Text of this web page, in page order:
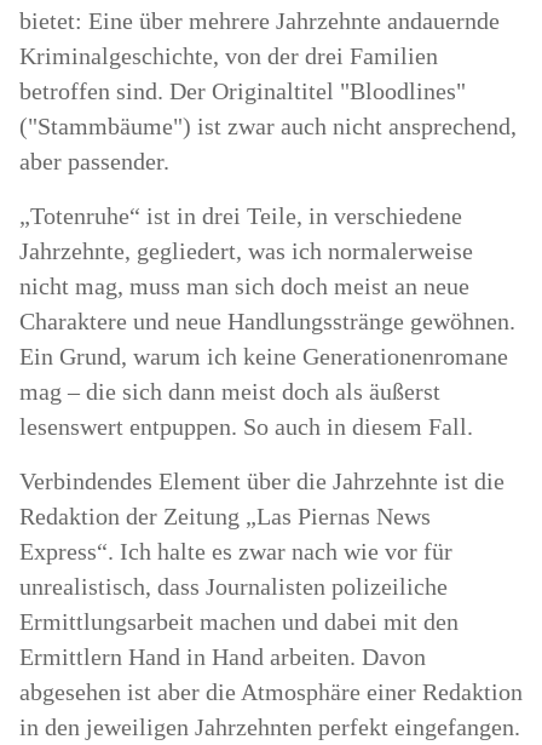
bietet: Eine über mehrere Jahrzehnte andauernde
Kriminalgeschichte, von der drei Familien
betroffen sind. Der Originaltitel "Bloodlines"
("Stammbäume") ist zwar auch nicht ansprechend,
aber passender.
„Totenruhe“ ist in drei Teile, in verschiedene
Jahrzehnte, gegliedert, was ich normalerweise
nicht mag, muss man sich doch meist an neue
Charaktere und neue Handlungsstränge gewöhnen.
Ein Grund, warum ich keine Generationenromane
mag – die sich dann meist doch als äußerst
lesenswert entpuppen. So auch in diesem Fall.
Verbindendes Element über die Jahrzehnte ist die
Redaktion der Zeitung „Las Piernas News
Express“. Ich halte es zwar nach wie vor für
unrealistisch, dass Journalisten polizeiliche
Ermittlungsarbeit machen und dabei mit den
Ermittlern Hand in Hand arbeiten. Davon
abgesehen ist aber die Atmosphäre einer Redaktion
in den jeweiligen Jahrzehnten perfekt eingefangen.